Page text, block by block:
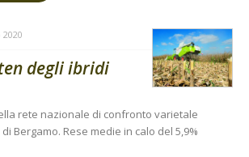
degli ibridi
rete nazionale di confronto varietale
Bergamo. Rese medie in calo del 5,9%